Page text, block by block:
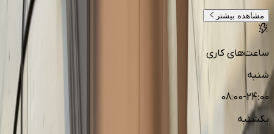
مشاهده بیشتر
ساعت‌های کاری
شنبه
08:00-24:00
یکشنبه